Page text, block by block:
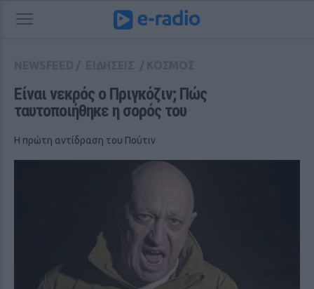
Είναι νεκρός ο Πριγκόζιν; Πώς
ταυτοποιήθηκε η σορός του
H πρώτη αντίδραση του Πούτιν